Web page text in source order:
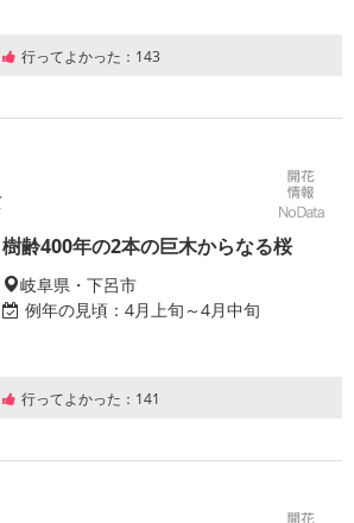
行ってよかった： 143
樹齢400年の2本の巨木からなる桜
岐阜県・下呂市
例年の見頃： 4月上旬～4月中旬
行ってよかった： 141